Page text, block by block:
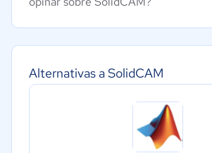
Alternativas a SolidCAM